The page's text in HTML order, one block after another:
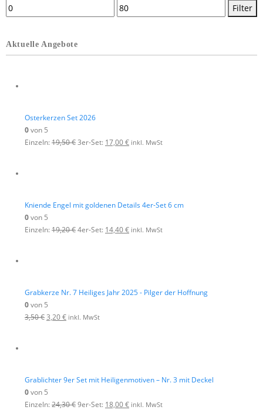
Filter
Aktuelle Angebote
Osterkerzen Set 2026
0von 5
Einzeln:19,50€3er-Set: 17,00€ inkl. MwSt
Kniende Engel mit goldenen Details 4er-Set 6 cm
0von 5
Einzeln:19,20€4er-Set: 14,40€ inkl. MwSt
Grabkerze Nr. 7 Heiliges Jahr 2025 - Pilger der Hoffnung
0von 5
3,50€3,20€ inkl. MwSt
Grablichter 9er Set mit Heiligenmotiven – Nr. 3 mit Deckel
0von 5
Einzeln:24,30€9er-Set: 18,00€ inkl. MwSt